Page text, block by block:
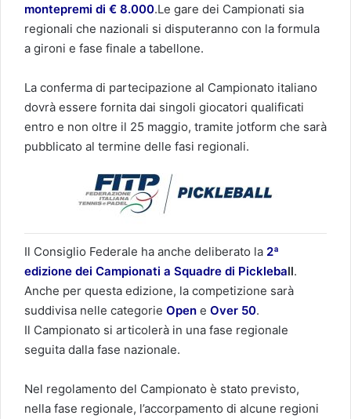
montepremi di € 8.000.Le gare dei Campionati sia
regionali che nazionali si disputeranno con la formula
a gironi e fase finale a tabellone.
La conferma di partecipazione al Campionato italiano
dovrà essere fornita dai singoli giocatori qualificati
entro e non oltre il 25 maggio, tramite jotform che sarà
pubblicato al termine delle fasi regionali.
Il Consiglio Federale ha anche deliberato la 2ª
edizione dei Campionati a Squadre di Pickleball.
Anche per questa edizione, la competizione sarà
suddivisa nelle categorie Open e Over 50.
Il Campionato si articolerà in una fase regionale
seguita dalla fase nazionale.
Nel regolamento del Campionato è stato previsto,
nella fase regionale, l’accorpamento di alcune regioni